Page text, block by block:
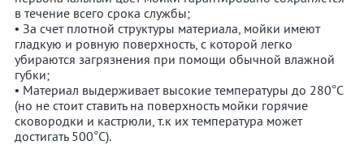
в течение всего срока службы;
• За счет плотной структуры материала, мойки имеют
гладкую и ровную поверхность, с которой легко
убираются загрязнения при помощи обычной влажной
губки;
• Материал выдерживает высокие температуры до 280°С
(но не стоит ставить на поверхность мойки горячие
сковородки и кастрюли, т.к их температура может
достигать 500°С).